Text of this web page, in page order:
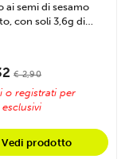
ai semi di sesamo
con soli 3,6g di
€ 2,90
o registrati per
Vedi prodotto